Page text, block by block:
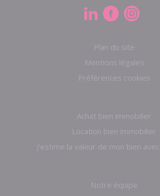
Plan du site
Mentions légales
Préférences cookies
Achat bien immobilier
Location bien immobilier
J'estime la valeur de mon bien
Notre équipe